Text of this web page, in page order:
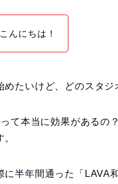
こんにちは！
めたいけど、どのスタ
て本当に効果があるの
に半年間通った「LAVA